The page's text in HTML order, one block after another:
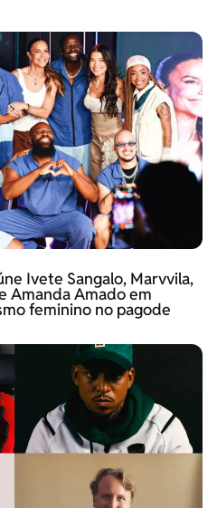
Ivete Sangalo, Marvvila,
Amanda Amado em
feminino no pagode